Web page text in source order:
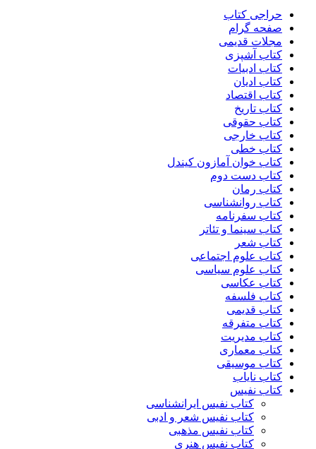
حراجی کتاب
صفحه گرام
مجلات قدیمی
کتاب آشپزی
کتاب ادبیات
کتاب ادیان
کتاب اقتصاد
کتاب تاریخ
کتاب حقوقی
کتاب خارجی
کتاب خطی
کتاب خوان آمازون کیندل
کتاب دست دوم
کتاب رمان
کتاب روانشناسی
کتاب سفرنامه
کتاب سینما و تئاتر
کتاب شعر
کتاب علوم اجتماعی
کتاب علوم سیاسی
کتاب عکاسی
کتاب فلسفه
کتاب قدیمی
کتاب متفرقه
کتاب مدیریت
کتاب معماری
کتاب موسیقی
کتاب نایاب
کتاب نفیس
کتاب نفیس ایرانشناسی
کتاب نفیس شعر و ادبی
کتاب نفیس مذهبی
کتاب نفیس هنری